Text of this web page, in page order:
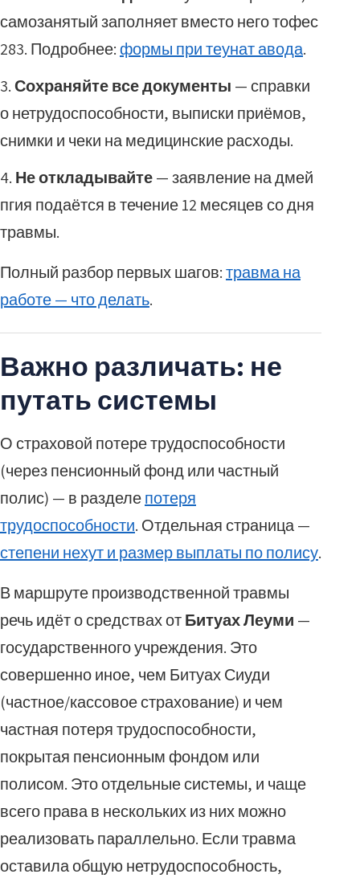
самозанятый заполняет вместо него тофес
283. Подробнее:формы при теунат авода.
Сохраняйте все документы — справки
о нетрудоспособности, выписки приёмов,
снимки и чеки на медицинские расходы.
Не откладывайте— заявление на дмей
пгия подаётся в течение 12 месяцев со дня
травмы.
Полный разбор первых шагов:травма на
работе — что делать.
Важно различать: не
путать системы
О страховой потере трудоспособности
(через пенсионный фонд или частный
полис) — в разделепотеря
трудоспособности. Отдельная страница —
степени нехут и размер выплаты по полису.
В маршруте производственной травмы
речь идёт о средствах отБитуах Леуми —
государственного учреждения. Это
совершенно иное, чем Битуах Сиуди
(частное/кассовое страхование) и чем
частная потеря трудоспособности,
покрытая пенсионным фондом или
полисом. Это отдельные системы, и чаще
всего права в нескольких из них можно
реализовать параллельно. Если травма
оставила общую нетрудоспособность,